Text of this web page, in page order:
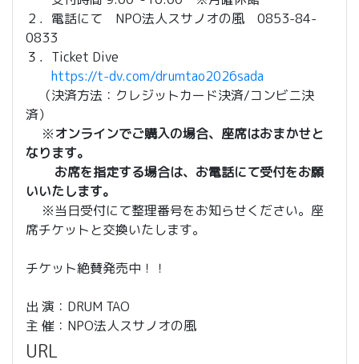
２．電話にて NPO法人スサノオの風 0853-84-
0833
３．Ticket Dive
https://t-dv.com/drumtao2026sada
（️決済方法：クレジットカード決済/コンビニ決
済）
※オンラインでご購入の場合、座席はおまかせと
なります。
お席を指定する場合は、お電話にて受付をお願
いいたします。
※当日受付にて整理番号をお知らせください。座
席チケットと交換いたします。
チケット絶賛発売中！！
出 演：DRUM TAO
主 催：NPO法人スサノオの風
URL